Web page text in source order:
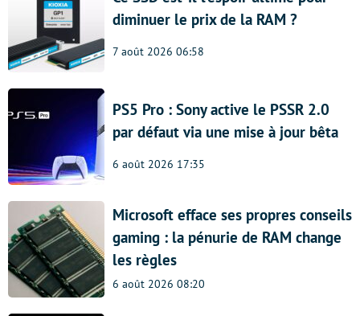
diminuer le prix de la RAM ?
7 août 2026 06:58
PS5 Pro : Sony active le PSSR 2.0
par défaut via une mise à jour bêta
6 août 2026 17:35
Microsoft efface ses propres conseils
gaming : la pénurie de RAM change
les règles
6 août 2026 08:20